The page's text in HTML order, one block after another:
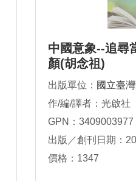
中國意象--追尋
顏(胡念祖)
出版單位： 國立臺
作/編/譯者：光啟社
GPN：3409003977
出版／創刊日期：
價格：1347